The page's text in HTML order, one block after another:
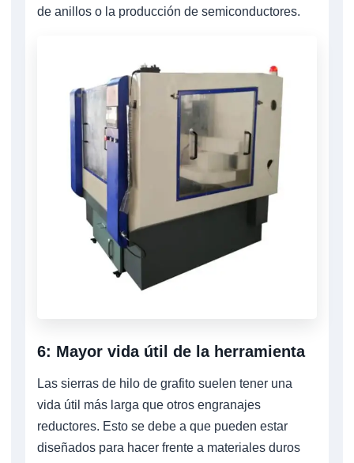
de anillos o la producción de semiconductores.
6: Mayor vida útil de la herramienta
Las sierras de hilo de grafito suelen tener una
vida útil más larga que otros engranajes
reductores. Esto se debe a que pueden estar
diseñados para hacer frente a materiales duros